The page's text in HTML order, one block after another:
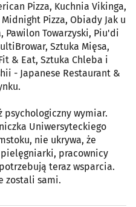
Pizza, Kuchnia Vikinga,
Pizza, Obiady Jak u
Pawilon Towarzyski, Piu'di
Sztuka Mięsa,
& Eat, Sztuka Chleba i
- Japanese Restaurant &
wymiar.
Uniwersyteckiego
nie ukrywa, że
pracownicy
teraz wsparcia.
zostali sami.